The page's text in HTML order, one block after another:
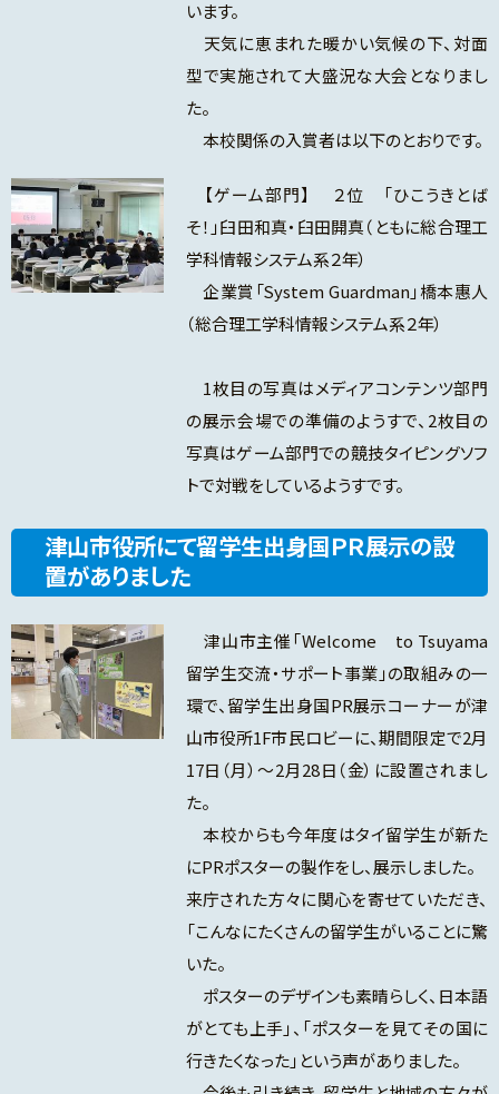
います。
天気に恵まれた暖かい気候の下、対面
型で実施されて大盛況な大会となりまし
た。
本校関係の入賞者は以下のとおりです。
【ゲーム部門】 ２位 「ひこうきとば
そ！」臼田和真・臼田開真（ともに総合理工
学科情報システム系２年）
企業賞「System Guardman」橋本惠人
（総合理工学科情報システム系２年）
1枚目の写真はメディアコンテンツ部門
の展示会場での準備のようすで、2枚目の
写真はゲーム部門での競技タイピングソフ
トで対戦をしているようすです。
津山市役所にて留学生出身国ＰＲ展示の設
置がありました
津山市主催「Welcome to Tsuyama
留学生交流・サポート事業」の取組みの一
環で、留学生出身国PR展示コーナーが津
山市役所1F市民ロビーに、期間限定で2月
17日（月）～2月28日（金）に設置されまし
た。
本校からも今年度はタイ留学生が新た
にPRポスターの製作をし、展示しました。
来庁された方々に関心を寄せていただき、
「こんなにたくさんの留学生がいることに驚
いた。
ポスターのデザインも素晴らしく、日本語
がとても上手」、「ポスターを見てその国に
行きたくなった」という声がありました。